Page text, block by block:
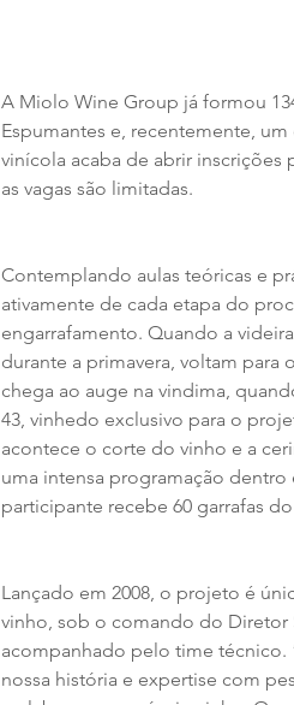
A Miolo Wine Group já formou
Espumantes e, recentemente,
vinícola acaba de abrir inscrições
as vagas são limitadas.
Contemplando aulas teóricas e
ativamente de cada etapa do
engarrafamento. Quando a
durante a primavera, voltam
chega ao auge na vindima,
43, vinhedo exclusivo para o
acontece o corte do vinho e a
uma intensa programação
participante recebe 60 garrafas
Lançado em 2008, o projeto é
vinho, sob o comando do
acompanhado pelo time técnico.
nossa história e expertise com